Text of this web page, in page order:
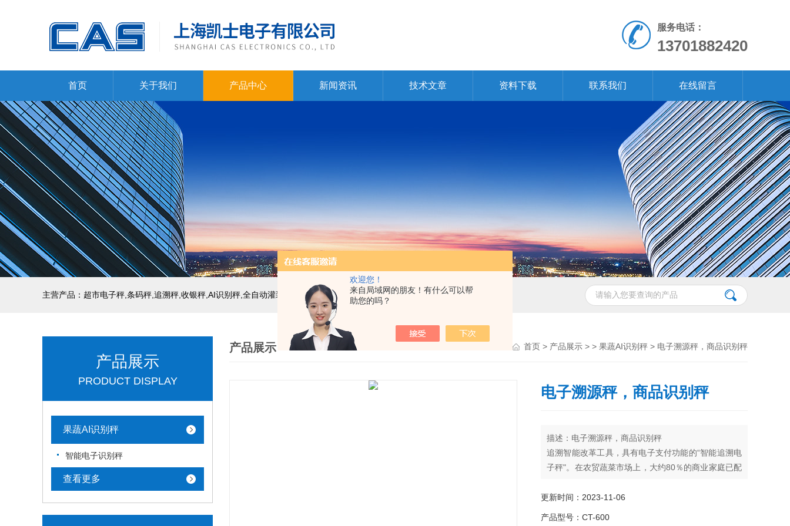
欢迎您！
来自局域网的朋友！有什么可以帮
助您的吗？
服务电话：
13701882420
首页 关于我们 产品中心 新闻资讯 技术文章 资料下载 联系我们 在线留言
主营产品：超市电子秤,条码秤,追溯秤,收银秤,AI识别秤,全自动灌装机设备,液体灌装生产线
产品展示
PRODUCT DISPLAY
果蔬AI识别秤
智能电子识别秤
查看更多
产品展示 首页 > 产品展示 > > 果蔬AI识别秤 > 电子溯源秤，商品识别秤
电子溯源秤，商品识别秤
描述：电子溯源秤，商品识别秤
追溯智能改革工具，具有电子支付功能的“智能追溯电
子秤"。在农贸蔬菜市场上，大约80％的商业家庭已配
秤，除了带来方便的付款方式外，更重要的是一张小
票，上面印有针对每次消费的可追溯QR码，我们可以
更新时间：2023-11-06
产品型号：CT-600